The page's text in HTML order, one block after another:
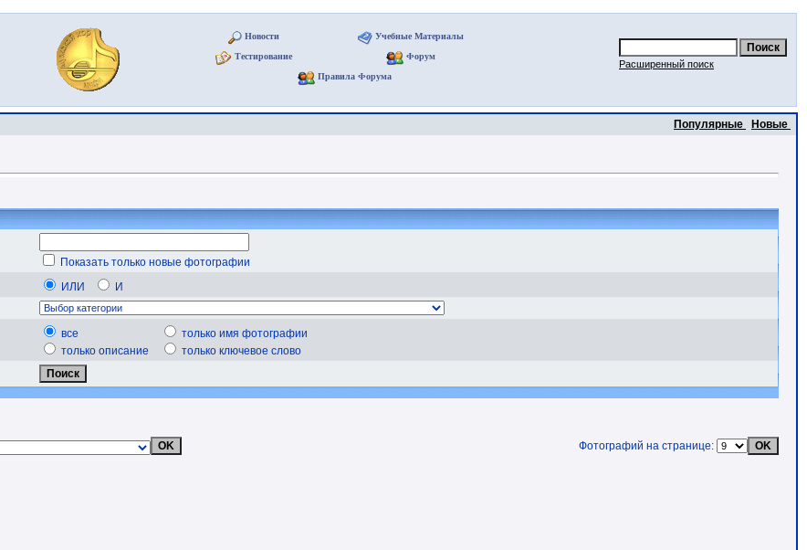
Новости
Учебные Материалы
Тестирование
Форум
Правила Форума
Расширенный поиск
Популярные
Новые
Показать только новые фотографии
ИЛИ
И
все
только имя фотографии
только описание
только ключевое слово
Фотографий на странице: